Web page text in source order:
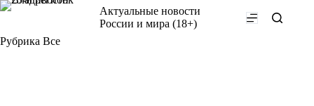
Перейти
Актуальные новости
России и мира (18+)
Рубрика Все